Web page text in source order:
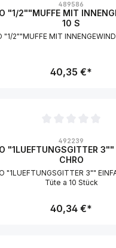
489586
"1/2""MUFFE MIT
10 S
"1/2""MUFFE MIT
40,35 €*
492239
"1LUEFTUNGSGITTER 3""
CHRO
"1LUEFTUNGSGITTER 3""
Tüte a 10 Stück
40,34 €*